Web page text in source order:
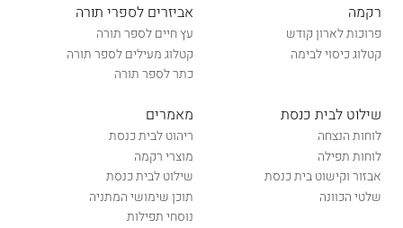
רקמה
פרוכות לארון קודש
קטלוג כיסוי לבימה
אביזרים לספרי תורה
עץ חיים לספר תורה
קטלוג מעילים לספר תורה
כתר לספר תורה
שילוט לבית כנסת
לוחות הנצחה
לוחות תפילה
אבזור וקישוט בית כנסת
שלטי הכוונה
מאמרים
ריהוט לבית כנסת
מוצרי רקמה
שילוט לבית כנסת
תוכן שימושי המתניה
נוסחי תפילות